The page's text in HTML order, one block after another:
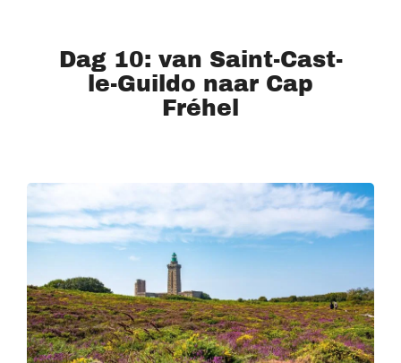
Dag 10: van Saint-Cast-
le-Guildo naar Cap
Fréhel